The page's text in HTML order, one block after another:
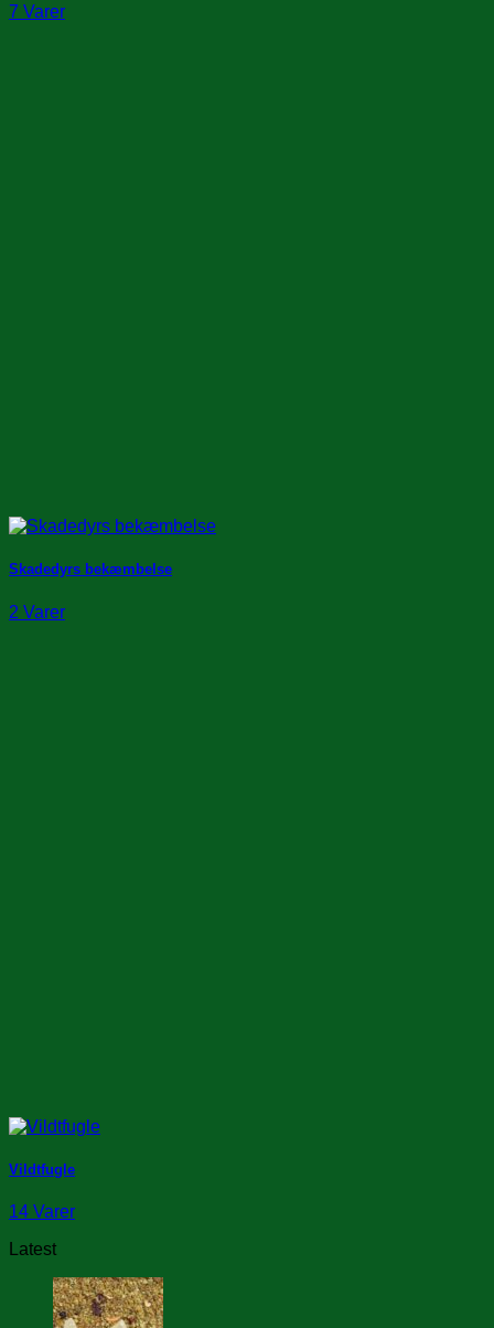
7 Varer
Skadedyrs bekæmbelse
2 Varer
Vildtfugle
14 Varer
Latest